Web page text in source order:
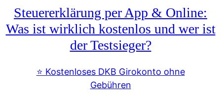
&
f
r
e
a
h
g
Steuererklärung per App & Online:
Was ist wirklich kostenlos und wer ist
der Testsieger?
⭐️ Kostenloses DKB Girokonto ohne
Gebühren